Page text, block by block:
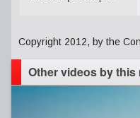
Copyright 2012, by the
Other videos by this